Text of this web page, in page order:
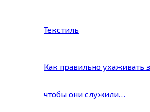
Текстиль
Как правильно ухаживать
чтобы они служили…